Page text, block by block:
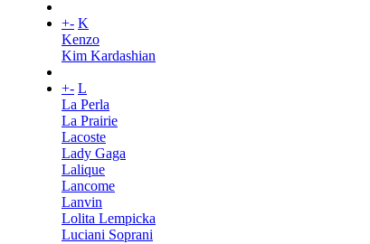
+- K
Kenzo
Kim Kardashian
+- L
La Perla
La Prairie
Lacoste
Lady Gaga
Lalique
Lancome
Lanvin
Lolita Lempicka
Luciani Soprani